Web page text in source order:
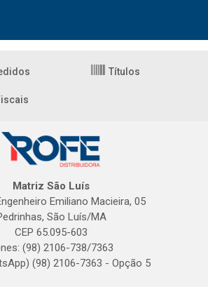
Títulos
Matriz São Luís
Emiliano Macieira, 05
São Luís/MA
CEP 65.095-603
(98) 2106-738/7363
(98) 2106-7363 - Opção 5